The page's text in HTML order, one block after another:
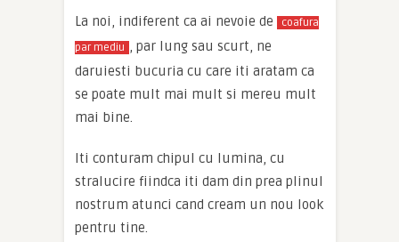
La noi, indiferent ca ai nevoie de
coafura
par mediu , par lung sau scurt, ne
daruiesti bucuria cu care iti aratam ca
se poate mult mai mult si mereu mult
mai bine.
Iti conturam chipul cu lumina, cu
stralucire fiindca iti dam din prea plinul
nostrum atunci cand cream un nou look
pentru tine.